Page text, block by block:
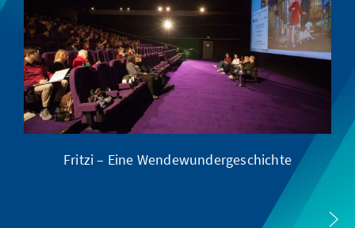
Fritzi – Eine Wendewundergeschichte